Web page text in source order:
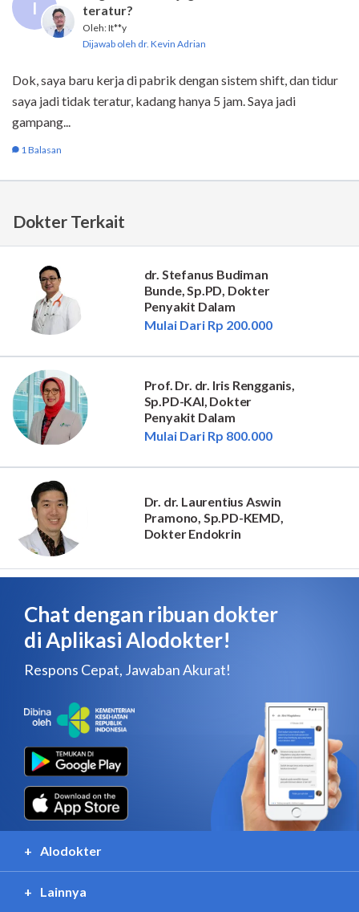
Dokter Terkait